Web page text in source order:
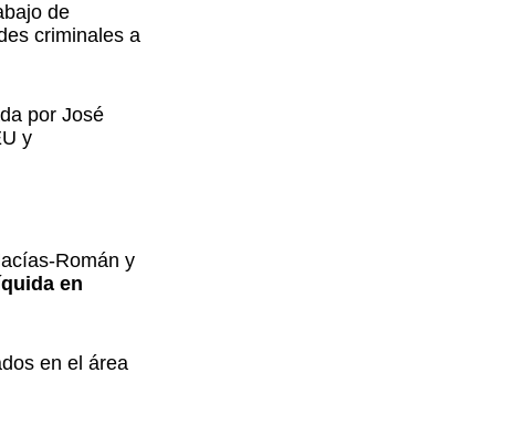
de
criminales a
por José
y
Román y
en
en el área